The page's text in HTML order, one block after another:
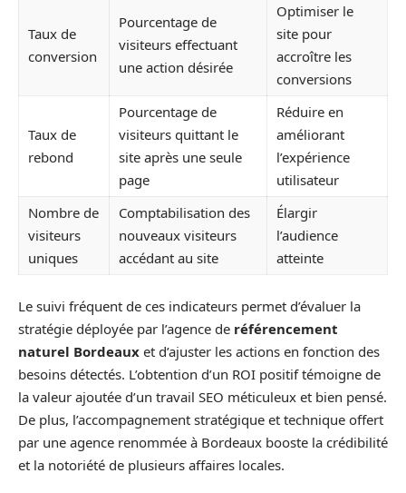
Taux de
conversion
Pourcentage de
visiteurs effectuant
une action désirée
Optimiser le
site pour
accroître les
conversions
Taux de
rebond
Pourcentage de
visiteurs quittant le
site après une seule
page
Réduire en
améliorant
l’expérience
utilisateur
Nombre de
visiteurs
uniques
Comptabilisation des
nouveaux visiteurs
accédant au site
Élargir
l’audience
atteinte
Le suivi fréquent de ces indicateurs permet d’évaluer la
stratégie déployée par l’agence de référencement
naturel Bordeaux et d’ajuster les actions en fonction des
besoins détectés. L’obtention d’un ROI positif témoigne de
la valeur ajoutée d’un travail SEO méticuleux et bien pensé.
De plus, l’accompagnement stratégique et technique offert
par une agence renommée à Bordeaux booste la crédibilité
et la notoriété de plusieurs affaires locales.